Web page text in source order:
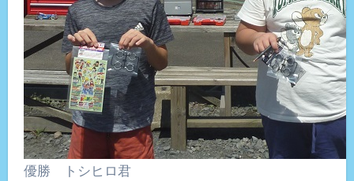
優勝 トシヒロ君